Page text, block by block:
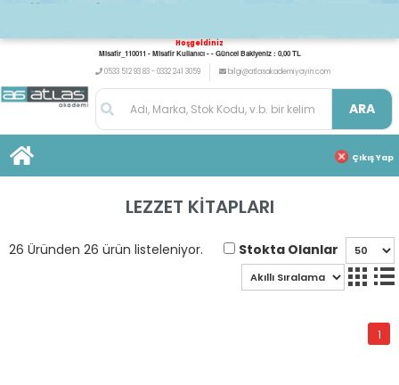
Hoşgeldiniz
Misafir_110011 - Misafir Kullanıcı - - Güncel Bakiyeniz : 0,00 TL
0533 512 93 83 - 0332 241 3059
bilgi@atlasakademiyayin.com
ARA
Çıkış Yap
LEZZET KİTAPLARI
26 Üründen 26 ürün listeleniyor. Stokta Olanlar
1